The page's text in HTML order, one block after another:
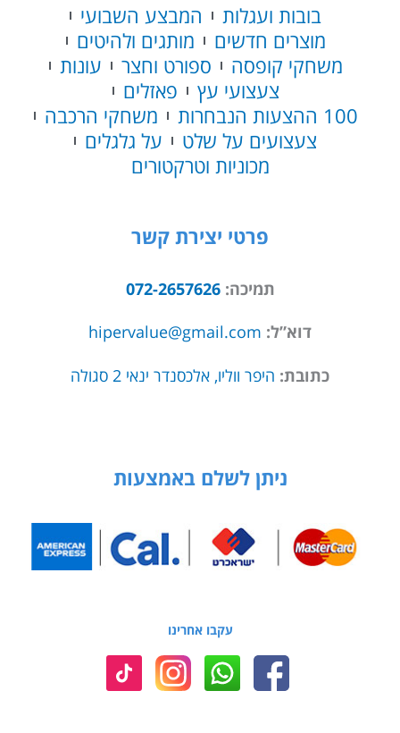
בובות ועגלות
המבצע השבועי
מוצרים חדשים
מותגים ולהיטים
משחקי קופסה
ספורט וחצר
עונות
צעצועי עץ
פאזלים
100 ההצעות הנבחרות
משחקי הרכבה
צעצועים על שלט
על גלגלים
מכוניות וטרקטורים
פרטי יצירת קשר
תמיכה:072-2657626
דוא”ל: hipervalue@gmail.com
כתובת: היפר ווליו, אלכסנדר ינאי 2 סגולה
ניתן לשלם באמצעות
עקבו אחרינו